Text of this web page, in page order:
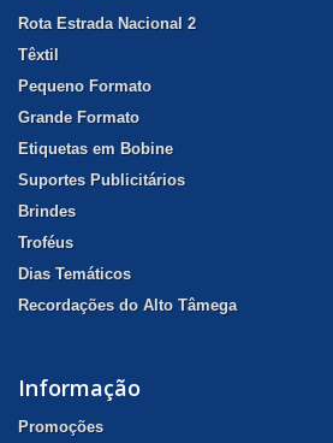
Rota Estrada Nacional 2
Têxtil
Pequeno Formato
Grande Formato
Etiquetas em Bobine
Suportes Publicitários
Brindes
Troféus
Dias Temáticos
Recordações do Alto Tâmega
Informação
Promoções